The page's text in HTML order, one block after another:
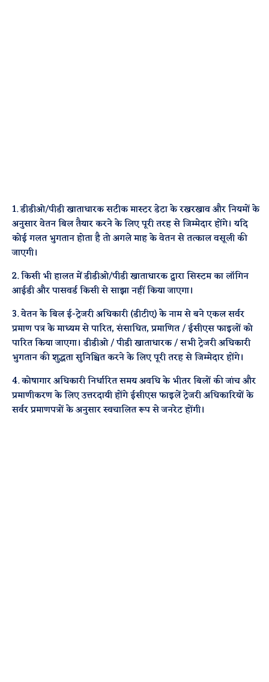
1. डीडीओ/पीडी खाताधारक सटीक मास्टर डेटा के रखरखाव और नियमों के
अनुसार वेतन बिल तैयार करने के लिए पूरी तरह से जिम्मेदार होंगे। यदि
कोई गलत भुगतान होता है तो अगले माह के वेतन से तत्काल वसूली की
जाएगी।
2. किसी भी हालत में डीडीओ/पीडी खाताधारक द्वारा सिस्टम का लॉगिन
आईडी और पासवर्ड किसी से साझा नहीं किया जाएगा।
3. वेतन के बिल ई-ट्रेजरी अधिकारी (डीटीए) के नाम से बने एकल सर्वर
प्रमाण पत्र के माध्यम से पारित, संसाधित, प्रमाणित / ईसीएस फाइलों को
पारित किया जाएगा। डीडीओ / पीडी खाताधारक / सभी ट्रेजरी अधिकारी
भुगतान की शुद्धता सुनिश्चित करने के लिए पूरी तरह से जिम्मेदार होंगे।
4. कोषागार अधिकारी निर्धारित समय अवधि के भीतर बिलों की जांच और
प्रमाणीकरण के लिए उत्तरदायी होंगे ईसीएस फाइलें ट्रेजरी अधिकारियों के
सर्वर प्रमाणपत्रों के अनुसार स्वचालित रूप से जनरेट होंगी।